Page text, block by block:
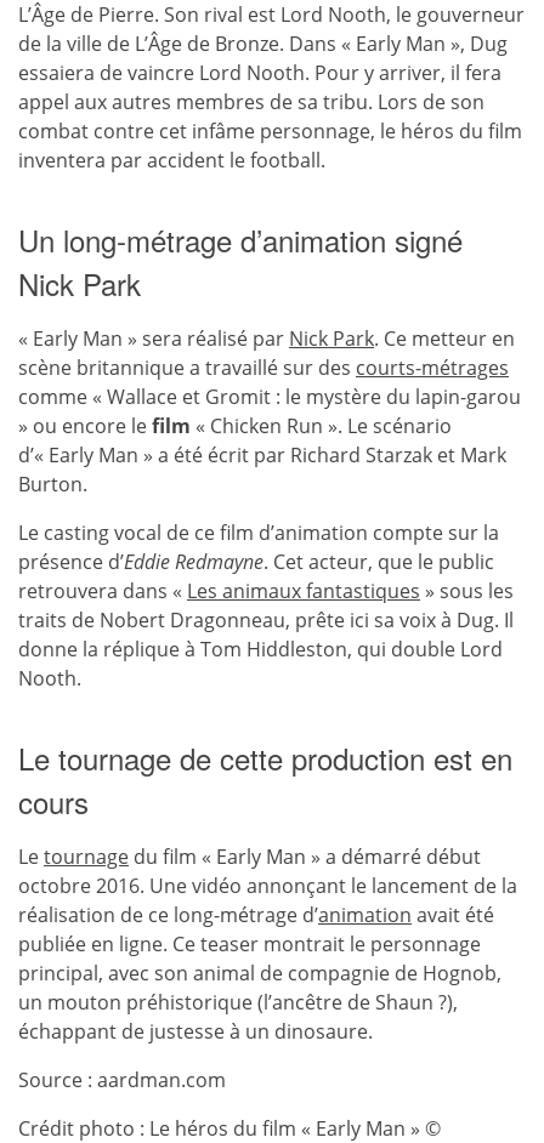
L’Âge de Pierre. Son rival est Lord Nooth, le gouverneur
de la ville de L’Âge de Bronze. Dans « Early Man », Dug
essaiera de vaincre Lord Nooth. Pour y arriver, il fera
appel aux autres membres de sa tribu. Lors de son
combat contre cet infâme personnage, le héros du film
inventera par accident le football.
Un long-métrage d’animation signé
Nick Park
« Early Man » sera réalisé par Nick Park. Ce metteur en
scène britannique a travaillé sur des courts-métrages
comme « Wallace et Gromit : le mystère du lapin-garou
» ou encore lefilm « Chicken Run ». Le scénario
d’« Early Man » a été écrit par Richard Starzak et Mark
Burton.
Le casting vocal de ce film d’animation compte sur la
présence d’Eddie Redmayne. Cet acteur, que le public
retrouvera dans « Les animaux fantastiques » sous les
traits de Nobert Dragonneau, prête ici sa voix à Dug. Il
donne la réplique à Tom Hiddleston, qui double Lord
Nooth.
Le tournage de cette production est en
cours
Letournage du film « Early Man » a démarré début
octobre 2016. Une vidéo annonçant le lancement de la
réalisation de ce long-métrage d’animation avait été
publiée en ligne. Ce teaser montrait le personnage
principal, avec son animal de compagnie de Hognob,
un mouton préhistorique (l’ancêtre de Shaun ?),
échappant de justesse à un dinosaure.
Source : aardman.com
Crédit photo : Le héros du film « Early Man » ©